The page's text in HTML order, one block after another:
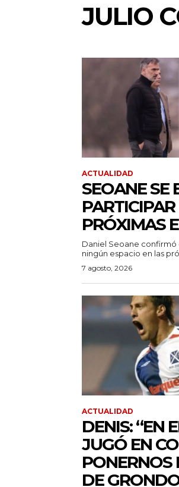
JULIO
ACTUALIDAD
SEOANE SE
PRÓXIMAS
Daniel Seoane
ningún espacio en las
7 agosto, 2026
ACTUALIDAD
DENIS: “EN
JUGÓ EN
PONERNOS
DE